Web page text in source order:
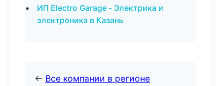
ИП Electro Garage - Электрика и
электроника в Казань
← Все компании в регионе